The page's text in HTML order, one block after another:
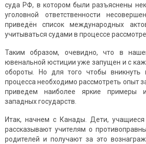
суда РФ, в котором были разъяснены
уголовной ответственности
приведён список международных
учитываться судами в процессе
Таким образом, очевидно, что в
ювенальной юстиции уже запущен и с
обороты. Но для того чтобы вникнуть
процесса необходимо рассмотреть опыт
приведем наиболее яркие примеры
западных государств.
Итак, начнем с Канады. Дети,
рассказывают учителям о
родителей и получают за это